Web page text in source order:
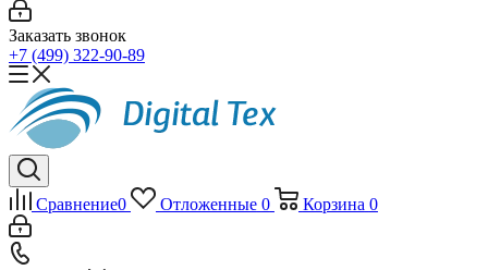
Заказать звонок
+7 (499) 322-90-89
Сравнение0 Отложенные 0 Корзина 0